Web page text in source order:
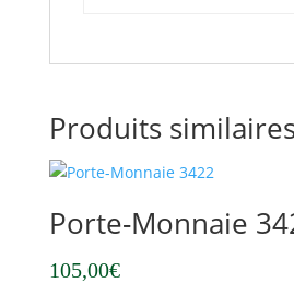
Produits
Porte-Monnaie
105,00€